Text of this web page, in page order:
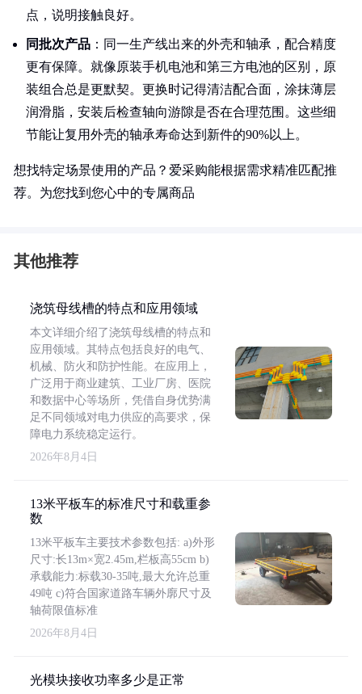
点，说明接触良好。
同批次产品 ：同一生产线出来的外壳和轴承，配合精度
更有保障。就像原装手机电池和第三方电池的区别，原
装组合总是更默契。更换时记得清洁配合面，涂抹薄层
润滑脂，安装后检查轴向游隙是否在合理范围。这些细
节能让复用外壳的轴承寿命达到新件的90%以上。
想找特定场景使用的产品？爱采购能根据需求精准匹配推
荐。为您找到您心中的专属商品
其他推荐
浇筑母线槽的特点和应用领域
本文详细介绍了浇筑母线槽的特点和
应用领域。其特点包括良好的电气、
机械、防火和防护性能。在应用上，
广泛用于商业建筑、工业厂房、医院
和数据中心等场所，凭借自身优势满
足不同领域对电力供应的高要求，保
障电力系统稳定运行。
2026年8月4日
13米平板车的标准尺寸和载重参
数
13米平板车主要技术参数包括: a)外形
尺寸:长13m×宽2.45m,栏板高55cm b)
承载能力:标载30-35吨,最大允许总重
49吨 c)符合国家道路车辆外廓尺寸及
轴荷限值标准
2026年8月4日
光模块接收功率多少是正常